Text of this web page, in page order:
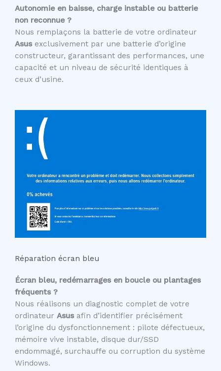
Autonomie en baisse, charge instable ou batterie
non reconnue ?
Nous remplaçons la batterie de votre ordinateur
Asusexclusivement par une batterie d’origine
constructeur, garantissant des performances, une
capacité et un niveau de sécurité identiques à
ceux d’usine.
Réparation écran bleu
Écran bleu, redémarrages en boucle ou plantages
fréquents ?
Nous réalisons un diagnostic complet de votre
ordinateur Asusafin d’identifier précisément
l’origine du dysfonctionnement : pilote défectueux,
mémoire vive instable, disque dur/SSD
endommagé, surchauffe ou corruption du système
Windows.